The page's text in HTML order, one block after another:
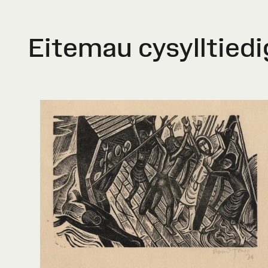
Eitemau